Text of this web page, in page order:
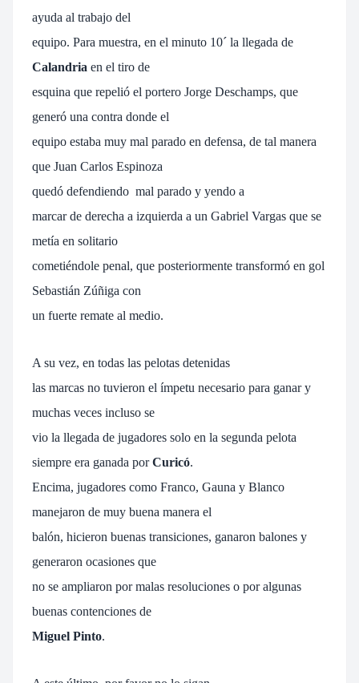
ayuda al trabajo del
equipo. Para muestra, en el minuto 10´ la llegada de
Calandria en el tiro de
esquina que repelió el portero Jorge Deschamps, que
generó una contra donde el
equipo estaba muy mal parado en defensa, de tal manera
que Juan Carlos Espinoza
quedó defendiendo mal parado y yendo a
marcar de derecha a izquierda a un Gabriel Vargas que se
metía en solitario
cometiéndole penal, que posteriormente transformó en gol
Sebastián Zúñiga con
un fuerte remate al medio.
A su vez, en todas las pelotas detenidas
las marcas no tuvieron el ímpetu necesario para ganar y
muchas veces incluso se
vio la llegada de jugadores solo en la segunda pelota
siempre era ganada porCuricó.
Encima, jugadores como Franco, Gauna y Blanco
manejaron de muy buena manera el
balón, hicieron buenas transiciones, ganaron balones y
generaron ocasiones que
no se ampliaron por malas resoluciones o por algunas
buenas contenciones de
Miguel Pinto.